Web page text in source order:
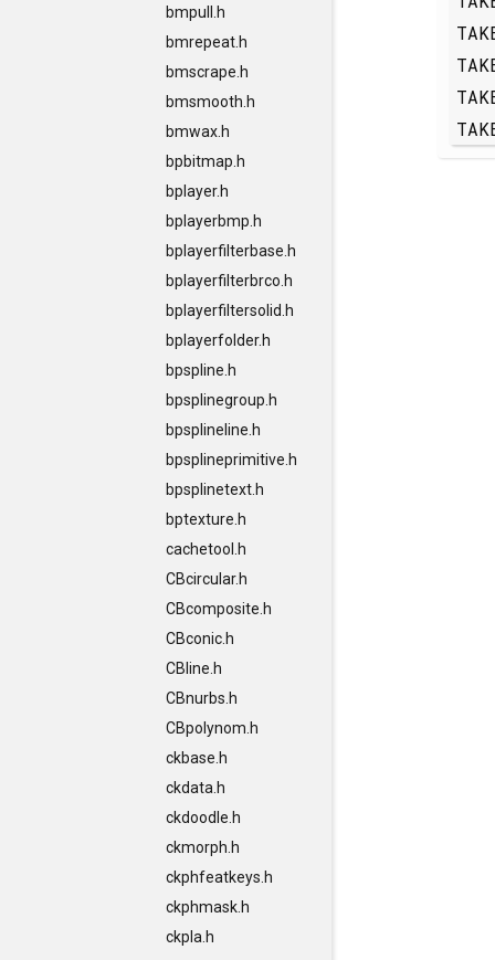
bmpull.h
bmrepeat.h
bmscrape.h
bmsmooth.h
bmwax.h
bpbitmap.h
bplayer.h
bplayerbmp.h
bplayerfilterbase.h
bplayerfilterbrco.h
bplayerfiltersolid.h
bplayerfolder.h
bpspline.h
bpsplinegroup.h
bpsplineline.h
bpsplineprimitive.h
bpsplinetext.h
bptexture.h
cachetool.h
CBcircular.h
CBcomposite.h
CBconic.h
CBline.h
CBnurbs.h
CBpolynom.h
ckbase.h
ckdata.h
ckdoodle.h
ckmorph.h
ckphfeatkeys.h
ckphmask.h
ckpla.h